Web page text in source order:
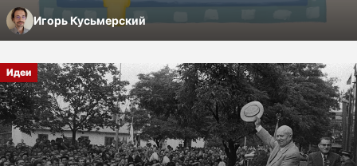
Игорь Кусьмерский
Идеи